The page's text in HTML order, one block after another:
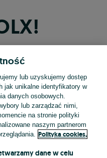
Facebooka
konto Apple
konto Google
lub uzyskujemy dostęp
jak unikalne identyfikatory w
danych osobowych.
lub zarządzać nimi,
na stronie polityki
naszym partnerom
Polityka cookies,
dane w celu